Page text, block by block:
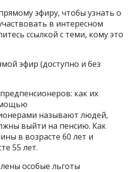
эфиру, чтобы узнать о
в интересном
ссылкой с теми, кому это
эфир (доступно и без
как их
называют людей,
выйти на пенсию. Как
в возрасте 60 лет и
55 лет.
особые льготы